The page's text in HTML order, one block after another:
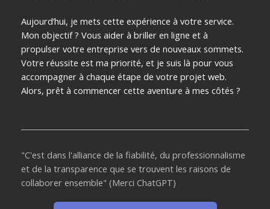
Aujourd’hui, je mets cette expérience à votre service.
Mon objectif ? Vous aider à briller en ligne et à
propulser votre entreprise vers de nouveaux sommets.
Votre réussite est ma priorité, et je suis là pour vous
accompagner à chaque étape de votre projet web.
Alors, prêt à commencer cette aventure à mes côtés ?
"C'est dans l'alliance de la fiabilité, du professionnalisme
et de la transparence que se trouvent les raisons de
collaborer ensemble" (Merci ChatGPT)